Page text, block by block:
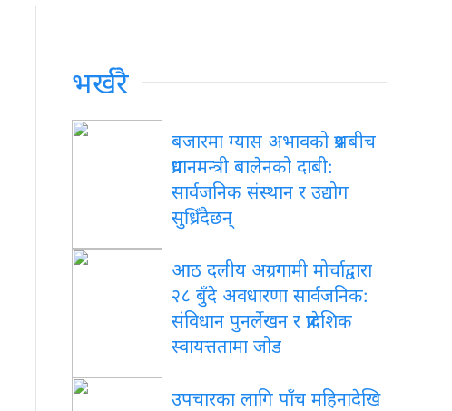
भर्खरै
बजारमाग्यास अभावको प्रश्नबीच
प्रधानमन्त्री बालेनको दाबी:
सार्वजनिक संस्थान र उद्योग
सुध्रिँदैछन्
आठदलीय अग्रगामी मोर्चाद्वारा
२८ बुँदे अवधारणा सार्वजनिक:
संविधान पुनर्लेखन र प्रादेशिक
स्वायत्ततामा जोड
उपचारकालागि पाँच महिनादेखि